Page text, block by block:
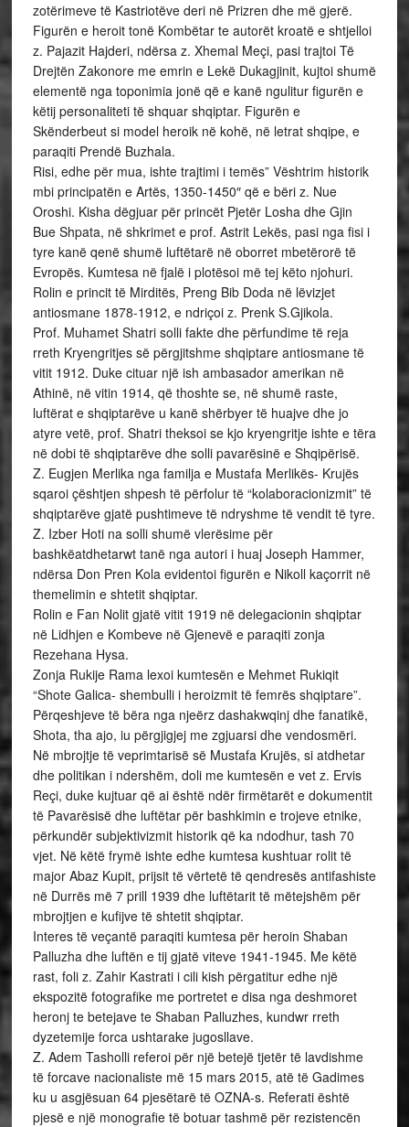
zotërimeve të Kastriotëve deri në Prizren dhe më gjerë.
Figurën e heroit tonë Kombëtar te autorët kroatë e shtjelloi
z. Pajazit Hajderi, ndërsa z. Xhemal Meçi, pasi trajtoi Të
Drejtën Zakonore me emrin e Lekë Dukagjinit, kujtoi shumë
elementë nga toponimia jonë që e kanë ngulitur figurën e
këtij personaliteti të shquar shqiptar. Figurën e
Skënderbeut si model heroik në kohë, në letrat shqipe, e
paraqiti Prendë Buzhala.
Risi, edhe për mua, ishte trajtimi i temës” Vështrim historik
mbi principatën e Artës, 1350-1450″ që e bëri z. Nue
Oroshi. Kisha dëgjuar për princët Pjetër Losha dhe Gjin
Bue Shpata, në shkrimet e prof. Astrit Lekës, pasi nga fisi i
tyre kanë qenë shumë luftëtarë në oborret mbetërorë të
Evropës. Kumtesa në fjalë i plotësoi më tej këto njohuri.
Rolin e princit të Mirditës, Preng Bib Doda në lëvizjet
antiosmane 1878-1912, e ndriçoi z. Prenk S.Gjikola.
Prof. Muhamet Shatri solli fakte dhe përfundime të reja
rreth Kryengritjes së përgjitshme shqiptare antiosmane të
vitit 1912. Duke cituar një ish ambasador amerikan në
Athinë, në vitin 1914, që thoshte se, në shumë raste,
luftërat e shqiptarëve u kanë shërbyer të huajve dhe jo
atyre vetë, prof. Shatri theksoi se kjo kryengritje ishte e tëra
në dobi të shqiptarëve dhe solli pavarësinë e Shqipërisë.
Z. Eugjen Merlika nga familja e Mustafa Merlikës- Krujës
sqaroi çështjen shpesh të përfolur të “kolaboracionizmit” të
shqiptarëve gjatë pushtimeve të ndryshme të vendit të tyre.
Z. Izber Hoti na solli shumë vlerësime për
bashkëatdhetarwt tanë nga autori i huaj Joseph Hammer,
ndërsa Don Pren Kola evidentoi figurën e Nikoll kaçorrit në
themelimin e shtetit shqiptar.
Rolin e Fan Nolit gjatë vitit 1919 në delegacionin shqiptar
në Lidhjen e Kombeve në Gjenevë e paraqiti zonja
Rezehana Hysa.
Zonja Rukije Rama lexoi kumtesën e Mehmet Rukiqit
“Shote Galica- shembulli i heroizmit të femrës shqiptare”.
Përqeshjeve të bëra nga njeërz dashakwqinj dhe fanatikë,
Shota, tha ajo, iu përgjigjej me zgjuarsi dhe vendosmëri.
Në mbrojtje të veprimtarisë së Mustafa Krujës, si atdhetar
dhe politikan i ndershëm, doli me kumtesën e vet z. Ervis
Reçi, duke kujtuar që ai është ndër firmëtarët e dokumentit
të Pavarësisë dhe luftëtar për bashkimin e trojeve etnike,
përkundër subjektivizmit historik që ka ndodhur, tash 70
vjet. Në këtë frymë ishte edhe kumtesa kushtuar rolit të
major Abaz Kupit, prijsit të vërtetë të qendresës antifashiste
në Durrës më 7 prill 1939 dhe luftëtarit të mëtejshëm për
mbrojtjen e kufijve të shtetit shqiptar.
Interes të veçantë paraqiti kumtesa për heroin Shaban
Palluzha dhe luftën e tij gjatë viteve 1941-1945. Me këtë
rast, foli z. Zahir Kastrati i cili kish përgatitur edhe një
ekspozitë fotografike me portretet e disa nga deshmoret
heronj te betejave te Shaban Palluzhes, kundwr rreth
dyzetemije forca ushtarake jugosllave.
Z. Adem Tasholli referoi për një betejë tjetër të lavdishme
të forcave nacionaliste më 15 mars 2015, atë të Gadimes
ku u asgjësuan 64 pjesëtarë të OZNA-s. Referati është
pjesë e një monografie të botuar tashmë për rezistencën